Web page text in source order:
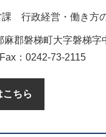
行政経営・働き方
麻郡磐梯町大字磐梯字
Fax：0242-73-2115
こちら